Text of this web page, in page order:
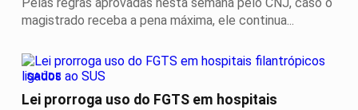
magistrado receba a pena máxima, ele continua...
SAÚDE
Lei prorroga uso do FGTS em hospitais